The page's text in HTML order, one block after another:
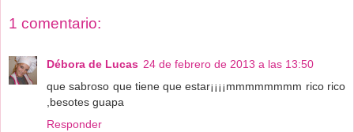
1 comentario:
Débora de Lucas 24 de febrero de 2013 a las 13:50
que sabroso que tiene que estar¡¡¡¡mmmmmmmm rico rico
,besotes guapa
Responder